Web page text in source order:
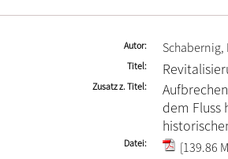
Autor Schabernig,
Titel
Zusatz z. Titel
dem
Datei [139.86